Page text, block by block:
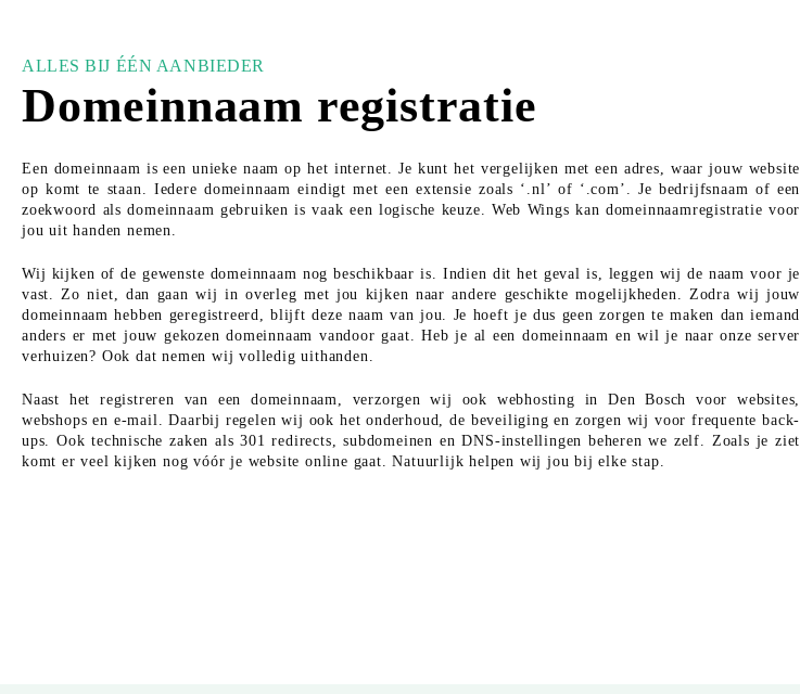
ALLES BIJ ÉÉN AANBIEDER
Domeinnaam registratie
Een domeinnaam is een unieke naam op het internet. Je kunt het vergelijken met een adres, waar jouw website
op komt te staan. Iedere domeinnaam eindigt met een extensie zoals ‘.nl’ of ‘.com’. Je bedrijfsnaam of een
zoekwoord als domeinnaam gebruiken is vaak een logische keuze. Web Wings kan domeinnaamregistratie voor
jou uit handen nemen.
Wij kijken of de gewenste domeinnaam nog beschikbaar is. Indien dit het geval is, leggen wij de naam voor je
vast. Zo niet, dan gaan wij in overleg met jou kijken naar andere geschikte mogelijkheden. Zodra wij jouw
domeinnaam hebben geregistreerd, blijft deze naam van jou. Je hoeft je dus geen zorgen te maken dan iemand
anders er met jouw gekozen domeinnaam vandoor gaat. Heb je al een domeinnaam en wil je naar onze server
verhuizen? Ook dat nemen wij volledig uithanden.
Naast het registreren van een domeinnaam, verzorgen wij ook webhosting in Den Bosch voor websites,
webshops en e-mail. Daarbij regelen wij ook het onderhoud, de beveiliging en zorgen wij voor frequente back-
ups. Ook technische zaken als 301 redirects, subdomeinen en DNS-instellingen beheren we zelf. Zoals je ziet
komt er veel kijken nog vóór je website online gaat. Natuurlijk helpen wij jou bij elke stap.